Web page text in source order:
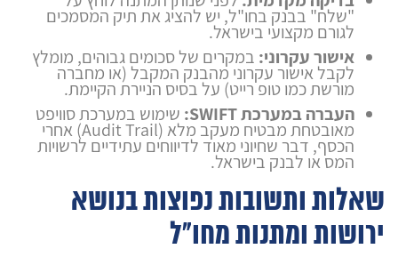
"שלח" בבנק בחו"ל, יש להציג את תיק המסמכים
לגורם מקצועי בישראל.
אישור עקרוני: במקרים של סכומים גבוהים, מומלץ
לקבל אישור עקרוני מהבנק המקבל (או מחברה
מורשת כמו טופ רייט) על בסיס הניירת הקיימת.
העברה במערכת SWIFT:
שימוש במערכת סוויפט
מאובטחת מבטיח מעקב מלא (Audit Trail) אחרי
הכסף, דבר שחיוני מאוד לדיווחים עתידיים לרשויות
המס או לבנק בישראל.
שאלות ותשובות נפוצות בנושא
ירושות ומתנות מחו"ל